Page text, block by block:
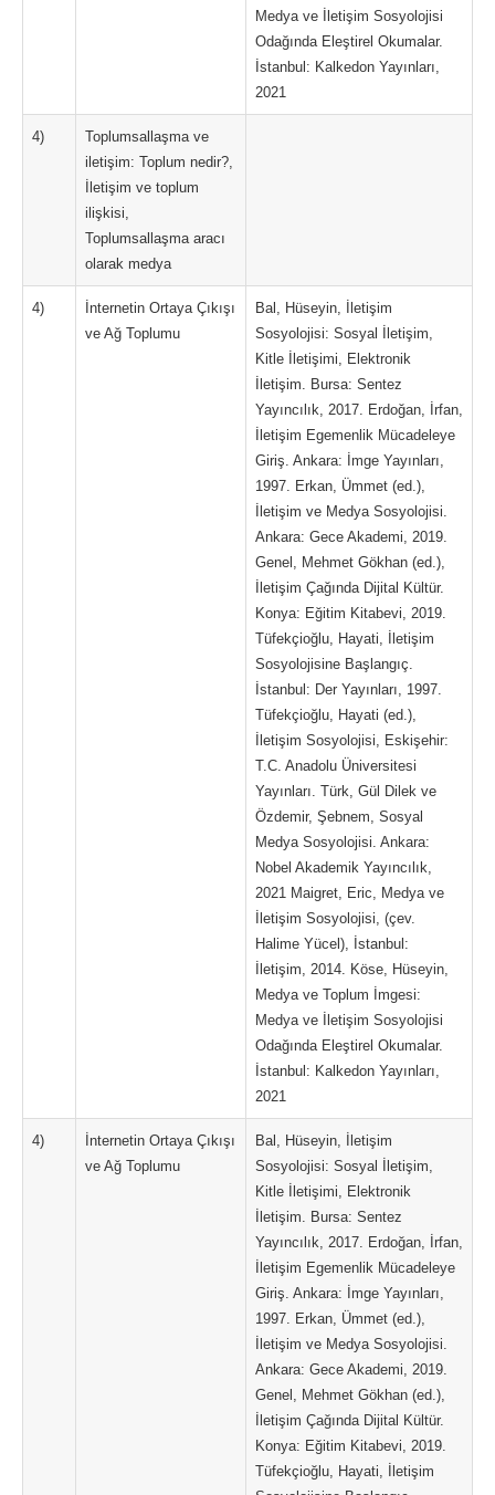
Medya ve İletişim Sosyolojisi
Odağında Eleştirel Okumalar.
İstanbul: Kalkedon Yayınları,
2021
4)
Toplumsallaşma ve
iletişim: Toplum nedir?,
İletişim ve toplum
ilişkisi,
Toplumsallaşma aracı
olarak medya
4)
İnternetin Ortaya Çıkışı
ve Ağ Toplumu
Bal, Hüseyin, İletişim
Sosyolojisi: Sosyal İletişim,
Kitle İletişimi, Elektronik
İletişim. Bursa: Sentez
Yayıncılık, 2017. Erdoğan, İrfan,
İletişim Egemenlik Mücadeleye
Giriş. Ankara: İmge Yayınları,
1997. Erkan, Ümmet (ed.),
İletişim ve Medya Sosyolojisi.
Ankara: Gece Akademi, 2019.
Genel, Mehmet Gökhan (ed.),
İletişim Çağında Dijital Kültür.
Konya: Eğitim Kitabevi, 2019.
Tüfekçioğlu, Hayati, İletişim
Sosyolojisine Başlangıç.
İstanbul: Der Yayınları, 1997.
Tüfekçioğlu, Hayati (ed.),
İletişim Sosyolojisi, Eskişehir:
T.C. Anadolu Üniversitesi
Yayınları. Türk, Gül Dilek ve
Özdemir, Şebnem, Sosyal
Medya Sosyolojisi. Ankara:
Nobel Akademik Yayıncılık,
2021 Maigret, Eric, Medya ve
İletişim Sosyolojisi, (çev.
Halime Yücel), İstanbul:
İletişim, 2014. Köse, Hüseyin,
Medya ve Toplum İmgesi:
Medya ve İletişim Sosyolojisi
Odağında Eleştirel Okumalar.
İstanbul: Kalkedon Yayınları,
2021
4)
İnternetin Ortaya Çıkışı
ve Ağ Toplumu
Bal, Hüseyin, İletişim
Sosyolojisi: Sosyal İletişim,
Kitle İletişimi, Elektronik
İletişim. Bursa: Sentez
Yayıncılık, 2017. Erdoğan, İrfan,
İletişim Egemenlik Mücadeleye
Giriş. Ankara: İmge Yayınları,
1997. Erkan, Ümmet (ed.),
İletişim ve Medya Sosyolojisi.
Ankara: Gece Akademi, 2019.
Genel, Mehmet Gökhan (ed.),
İletişim Çağında Dijital Kültür.
Konya: Eğitim Kitabevi, 2019.
Tüfekçioğlu, Hayati, İletişim